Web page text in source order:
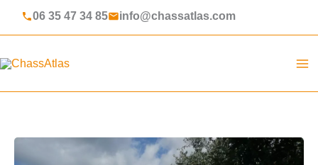
06 35 47 34 85 info@chassatlas.com